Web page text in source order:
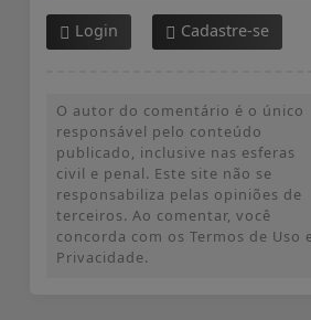
Login Cadastre-se
O autor do comentário é o único
responsável pelo conteúdo
publicado, inclusive nas esferas
civil e penal. Este site não se
responsabiliza pelas opiniões de
terceiros. Ao comentar, você
concorda com os Termos de Uso
Privacidade.